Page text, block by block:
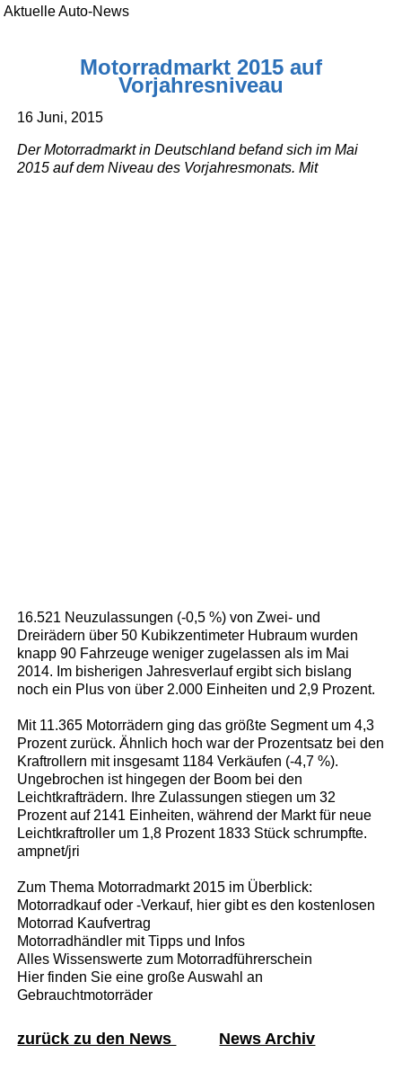
Aktuelle Auto-News
Motorradmarkt 2015 auf
Vorjahresniveau
16 Juni, 2015
Der Motorradmarkt in Deutschland befand sich im Mai
2015 auf dem Niveau des Vorjahresmonats. Mit
16.521 Neuzulassungen (-0,5 %) von Zwei- und
Dreirädern über 50 Kubikzentimeter Hubraum wurden
knapp 90 Fahrzeuge weniger zugelassen als im Mai
2014. Im bisherigen Jahresverlauf ergibt sich bislang
noch ein Plus von über 2.000 Einheiten und 2,9 Prozent.
Mit 11.365 Motorrädern ging das größte Segment um 4,3
Prozent zurück. Ähnlich hoch war der Prozentsatz bei den
Kraftrollern mit insgesamt 1184 Verkäufen (-4,7 %).
Ungebrochen ist hingegen der Boom bei den
Leichtkrafträdern. Ihre Zulassungen stiegen um 32
Prozent auf 2141 Einheiten, während der Markt für neue
Leichtkraftroller um 1,8 Prozent 1833 Stück schrumpfte.
ampnet/jri
Zum Thema Motorradmarkt 2015 im Überblick:
Motorradkauf oder -Verkauf, hier gibt es den kostenlosen
Motorrad Kaufvertrag
Motorradhändler mit Tipps und Infos
Alles Wissenswerte zum Motorradführerschein
Hier finden Sie eine große Auswahl an
Gebrauchtmotorräder
zurück zu den News News Archiv